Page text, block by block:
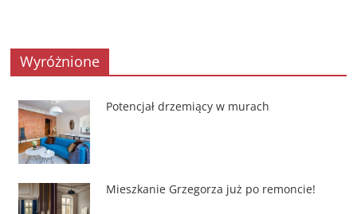
Wyróżnione
Potencjał drzemiący w murach
Mieszkanie Grzegorza już po remoncie!